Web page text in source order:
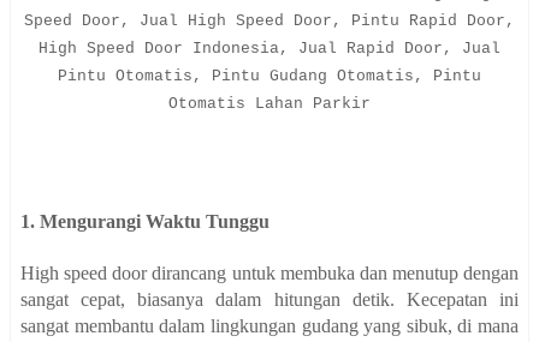
Speed Door, Jual High Speed Door, Pintu Rapid Door,
High Speed Door Indonesia, Jual Rapid Door, Jual
Pintu Otomatis, Pintu Gudang Otomatis, Pintu
Otomatis Lahan Parkir
1. Mengurangi Waktu Tunggu
High speed door dirancang untuk membuka dan menutup dengan
sangat cepat, biasanya dalam hitungan detik. Kecepatan ini
sangat membantu dalam lingkungan gudang yang sibuk, di mana